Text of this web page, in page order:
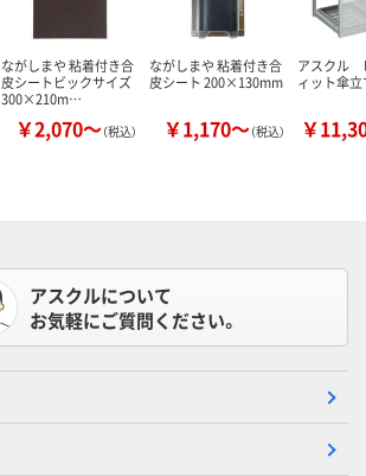
ながしまや 粘着付き合
皮シートビックサイズ
300×210m…
￥2,070～（税込）
ながしまや 粘着付き合
皮シート 200×130mm
￥1,170～（税込）
アスクル
ィット傘
￥
アスクルについて
お気軽にご質問ください。